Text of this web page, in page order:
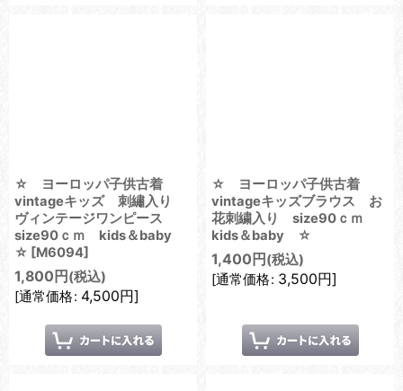
☆ ヨーロッパ子供古着
vintageキッズ 刺繡入り
ヴィンテージワンピース
size90ｃｍ kids＆baby
☆ [M6094]
1,800 円 (税込)
[通常価格: 4,500円]
☆ ヨーロッパ子供古着
vintageキッズブラウス お
花刺繍入り size90ｃｍ
kids＆baby ☆
1,400 円 (税込)
[通常価格: 3,500円]